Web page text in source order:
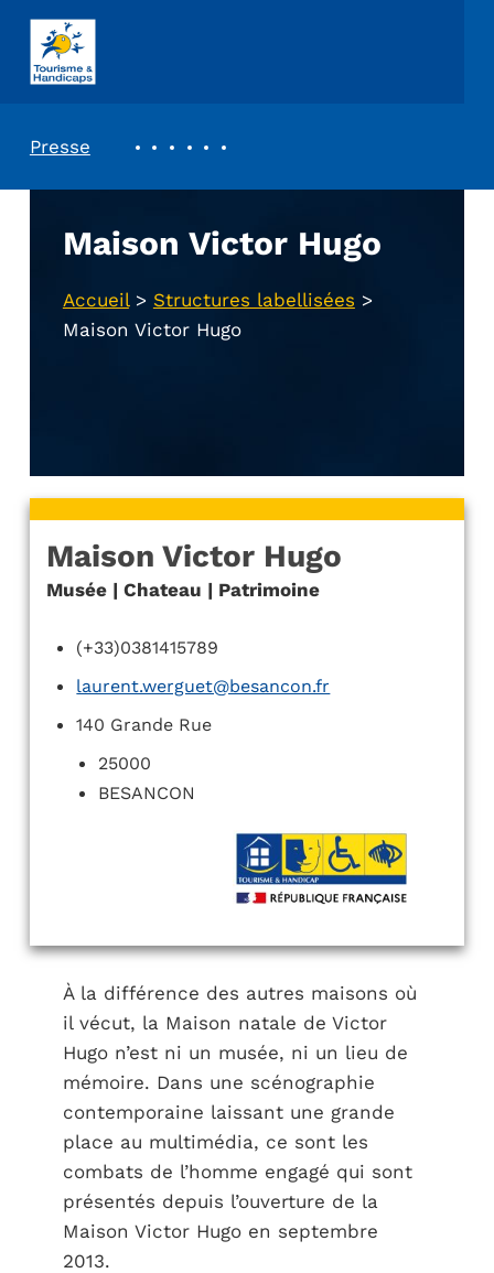
ASSOCIATION TOURISME ET HANDICAPS
Presse
Maison Victor Hugo
Accueil> Structures labellisées >
Maison Victor Hugo
Maison Victor Hugo
Musée | Chateau | Patrimoine
(+33)0381415789
laurent.werguet@besancon.fr
140 Grande Rue
25000
BESANCON
À la différence des autres maisons où
il vécut, la Maison natale de Victor
Hugo n’est ni un musée, ni un lieu de
mémoire. Dans une scénographie
contemporaine laissant une grande
place au multimédia, ce sont les
combats de l’homme engagé qui sont
présentés depuis l’ouverture de la
Maison Victor Hugo en septembre
2013.